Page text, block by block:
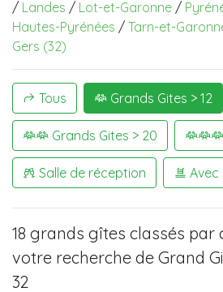
/ Landes / Lot-et-Garonne /
Hautes-Pyrénées / Tarn-et-
Gers (32)
Tous Grands Gites > 12
Grands Gites > 20
Salle de réception Avec
18 grands gîtes classés par
votre recherche de Grand
32